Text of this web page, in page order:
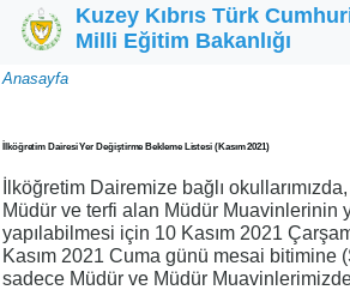
Ana içeriğe atla
Kuzey Kıbrıs Türk
Milli Eğitim Bakanlığı
Sayfa
Anasayfa
İlköğretim Dairesi Yer Değiştirme Bekleme Listesi (Kasım 2021)
İlköğretim Dairemize bağlı
Müdür ve terfi alan Müdür Muavinlerinin
yapılabilmesi için 10 Kasım 2021
Kasım 2021 Cuma günü mesai bitimine
sadece Müdür ve Müdür